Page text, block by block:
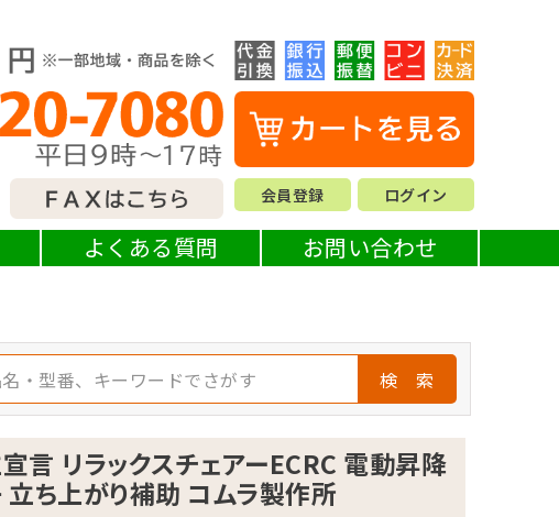
会員登録 ログイン
よくある質問 お問い合わせ
検 索
言 リラックスチェアーECRC 電動昇降
立ち上がり補助 コムラ製作所